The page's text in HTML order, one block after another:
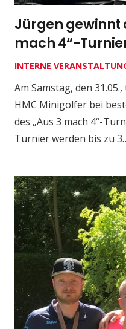
Jürgen gewinnt
mach 4“-
INTERNE
Am Samstag, den
HMC Minigolfer bei
des „Aus 3 mach 4“-
Turnier werden bis zu